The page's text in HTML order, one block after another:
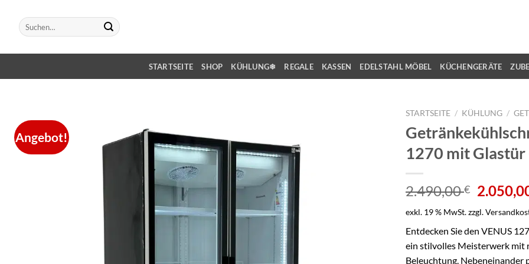
Inhalt
springen
Suche
nach:
STARTSEITE SHOP KÜHLUNG❄ REGALE KASSEN EDELSTAHL MÖBEL KÜCHENGERÄTE
Angebot!
STARTSEITE / KÜHLUNG /
1270 mit
2.490,00€
war:
exkl. 19 % MwSt.zzgl.
Entdecken Sie den VENUS
ein stilvolles Meisterwerk mit
Beleuchtung. Nebeneinander